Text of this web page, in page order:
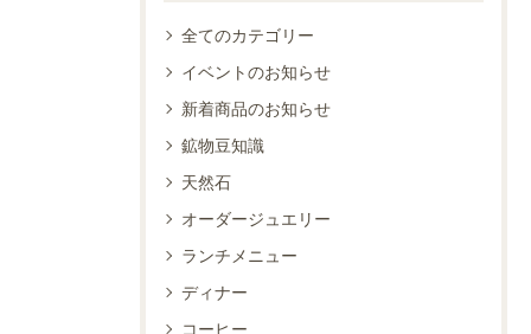
全てのカテゴリー
イベントのお知らせ
新着商品のお知らせ
鉱物豆知識
天然石
オーダージュエリー
ランチメニュー
ディナー
コーヒー